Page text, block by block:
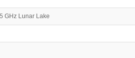
GHz Lunar Lake